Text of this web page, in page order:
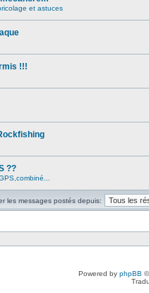
et astuces
!!!
??
les messages postés depuis:
Powered by phpBB